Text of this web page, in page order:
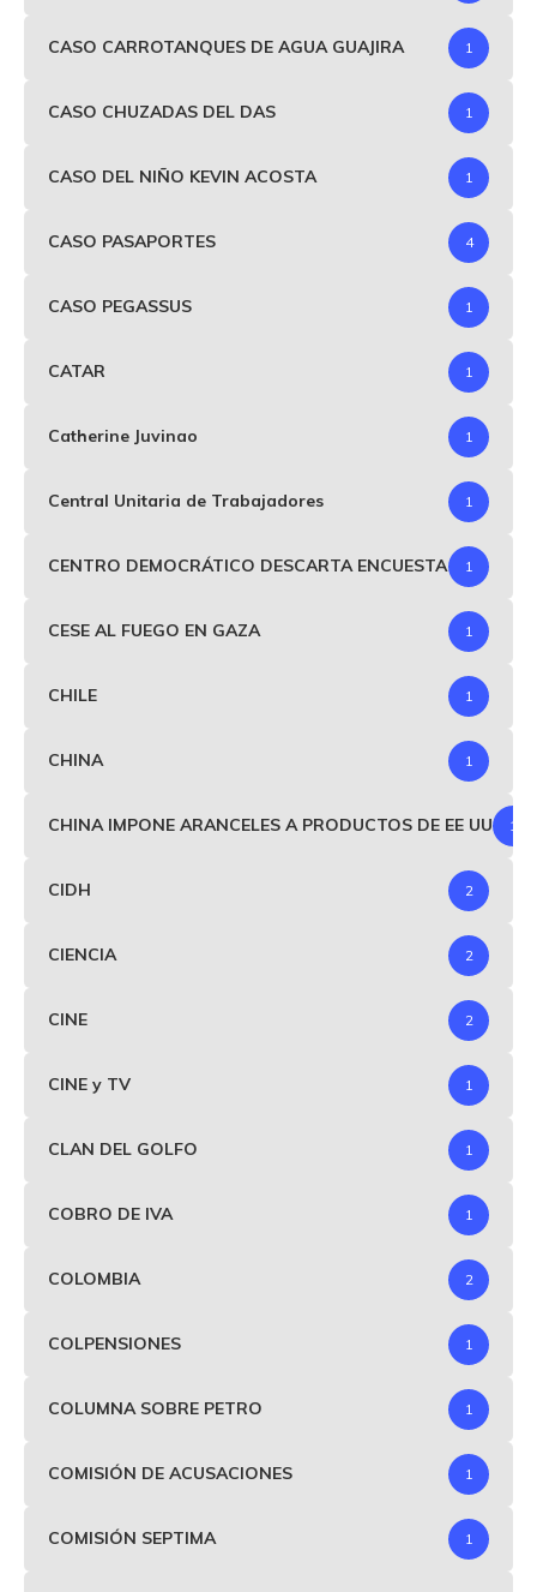
CASO CARROTANQUES DE AGUA GUAJIRA 1
CASO CHUZADAS DEL DAS 1
CASO DEL NIÑO KEVIN ACOSTA 1
CASO PASAPORTES 4
CASO PEGASSUS 1
CATAR 1
Catherine Juvinao 1
Central Unitaria de Trabajadores 1
CENTRO DEMOCRÁTICO DESCARTA ENCUESTA 1
CESE AL FUEGO EN GAZA 1
CHILE 1
CHINA 1
CHINA IMPONE ARANCELES A PRODUCTOS DE EE UU 1
CIDH 2
CIENCIA 2
CINE 2
CINE y TV 1
CLAN DEL GOLFO 1
COBRO DE IVA 1
COLOMBIA 2
COLPENSIONES 1
COLUMNA SOBRE PETRO 1
COMISIÓN DE ACUSACIONES 1
COMISIÓN SEPTIMA 1